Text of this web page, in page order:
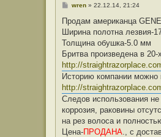
е
л
я
v
g
e
n
i
T
С
о
щ
е
и
е
wren» 22.12.14, 21:24
Продам американца
Ширина полотна лезвия-
Толщина обушка-5.0 мм
Бритва произведена в 20-
http://
Историю компании можно
http://
Следов использования
коррозия, раковины
на рез волоса и
Цена-ПРОДАНА ., с